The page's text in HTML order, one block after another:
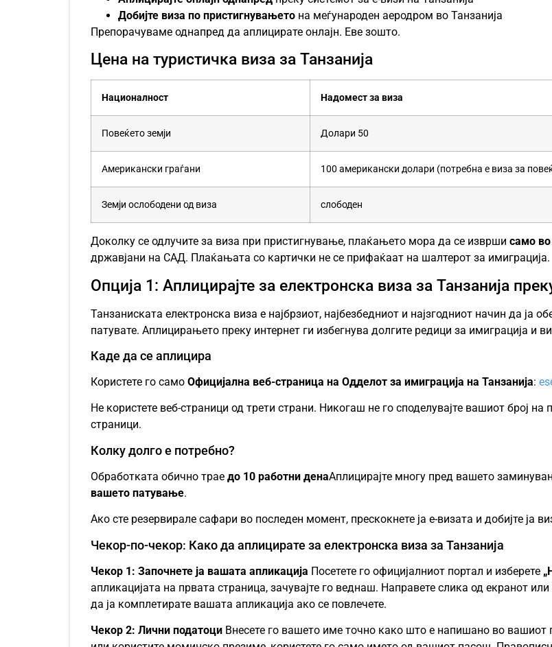
Добијте виза по пристигнувањето на меѓународен аеродром во Танзанија
Препорачуваме однапред да аплицирате онлајн. Еве зошто.
Цена на туристичка виза за Танзанија
Националност Надомест за виза
Повеќето земји Долари 50
Американски граѓани 100 американски долари (потребна е виза за
Земји ослободени од виза слободен
Доколку се одлучите за виза при пристигнување, плаќањето мора да се изврши само во
државјани на САД. Плаќањата со картички не се прифаќаат на шалтерот за имиграција.
Опција 1: Аплицирајте за електронска виза за Танзанија
Танзаниската електронска виза е најбрзиот, најбезбедниот и најзгодниот начин да ја
патувате. Аплицирањето преку интернет ги избегнува долгите редици за имиграција и
Каде да се аплицира
Користете го само Официјална веб-страница на Одделот за имиграција на Танзанија:
Не користете веб-страници од трети страни. Никогаш не го споделувајте вашиот број
страници.
Колку долго е потребно?
Обработката обично трае до 10 работни денаАплицирајте многу пред вашето
вашето патување.
Ако сте резервирале сафари во последен момент, прескокнете ја е-визата и добијте ја
Чекор-по-чекор: Како да аплицирате за електронска виза за Танзанија
Чекор 1: Започнете ја вашата апликација Посетете го официјалниот портал и изберете
апликацијата на првата страница, зачувајте го веднаш. Направете слика од екранот
да ја комплетирате вашата апликација ако се повлечете.
Чекор 2: Лични податоци Внесете го вашето име точно како што е напишано во